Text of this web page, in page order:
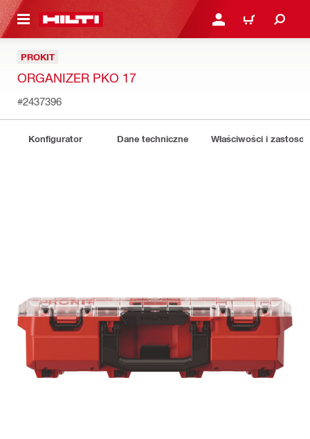
GŁÓWNEJ ZALOGUJ SIĘ LUB
KOSZYK
PROKIT
ORGANIZER PKO 17
#2437396
Konfigurator Dane techniczne Właściwości i